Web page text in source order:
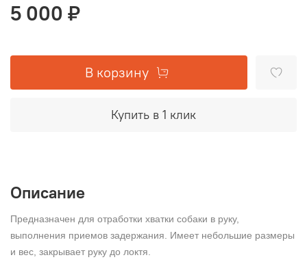
5 000 ₽
В корзину
Купить в 1 клик
Описание
Предназначен для отработки хватки собаки в руку,
выполнения приемов задержания. Имеет небольшие размеры
и вес, закрывает руку до локтя.